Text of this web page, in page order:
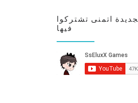
اتمنى تشتركوا
فيها